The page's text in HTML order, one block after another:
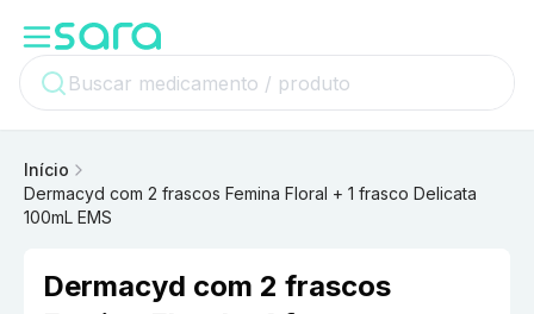
Início
Dermacyd com 2 frascos Femina Floral + 1 frasco Delicata
100mL EMS
Dermacyd com 2 frascos